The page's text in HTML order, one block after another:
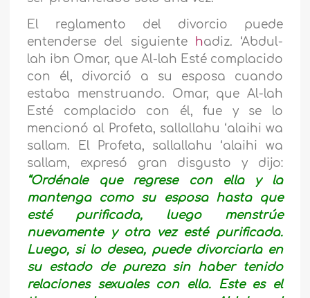
El reglamento del divorcio puede
entenderse del siguiente hadiz. ‘Abdul-
lah ibn Omar, que Al-lah Esté complacido
con él, divorció a su esposa cuando
estaba menstruando. Omar, que Al-lah
Esté complacido con él, fue y se lo
mencionó al Profeta, sallallahu ‘alaihi wa
sallam. El Profeta, sallallahu ‘alaihi wa
sallam, expresó gran disgusto y dijo:
“Ordénale que regrese con ella y la
mantenga como su esposa hasta que
esté purificada, luego menstrúe
nuevamente y otra vez esté purificada.
Luego, si lo desea, puede divorciarla en
su estado de pureza sin haber tenido
relaciones sexuales con ella. Este es el